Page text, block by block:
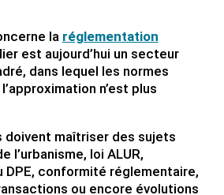
la réglementation
est aujourd’hui un secteur
dans lequel les normes
n’est plus
doivent maîtriser des sujets
l’urbanisme, loi ALUR,
DPE, conformité réglementaire,
ou encore évolutions